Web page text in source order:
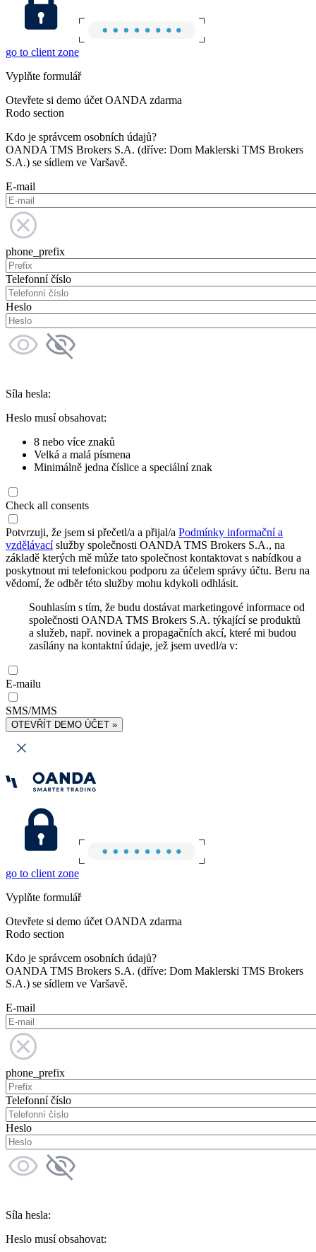
go to client zone
Vyplňte formulář
Otevřete si demo účet OANDA zdarma
Rodo section
Kdo je správcem osobních údajů?
OANDA TMS Brokers S.A. (dříve: Dom Maklerski TMS Brokers
S.A.) se sídlem ve Varšavě.
E-mail
phone_prefix
Telefonní číslo
Heslo
Síla hesla:
Heslo musí obsahovat:
8 nebo více znaků
Velká a malá písmena
Minimálně jedna číslice a speciální znak
Check all consents
Potvrzuji, že jsem si přečetl/a a přijal/a Podmínky informační a
vzdělávacíslužby společnosti OANDA TMS Brokers S.A., na
základě kterých mě může tato společnost kontaktovat s nabídkou a
poskytnout mi telefonickou podporu za účelem správy účtu. Beru na
vědomí, že odběr této služby mohu kdykoli odhlásit.
Souhlasím s tím, že budu dostávat marketingové informace od
společnosti OANDA TMS Brokers S.A. týkající se produktů
a služeb, např. novinek a propagačních akcí, které mi budou
zasílány na kontaktní údaje, jež jsem uvedl/a v:
E-mailu
SMS/MMS
OTEVŘÍT DEMO ÚČET »
go to client zone
Vyplňte formulář
Otevřete si demo účet OANDA zdarma
Rodo section
Kdo je správcem osobních údajů?
OANDA TMS Brokers S.A. (dříve: Dom Maklerski TMS Brokers
S.A.) se sídlem ve Varšavě.
E-mail
phone_prefix
Telefonní číslo
Heslo
Síla hesla:
Heslo musí obsahovat: